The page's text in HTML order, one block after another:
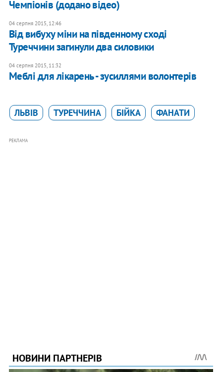
Чемпіонів (додано відео)
04 серпня 2015, 12:46
Від вибуху міни на південному сході
Туреччини загинули два силовики
04 серпня 2015, 11:32
Меблі для лікарень - зусиллями волонтерів
ЛЬВІВ ТУРЕЧЧИНА БІЙКА ФАНАТИ
РЕКЛАМА